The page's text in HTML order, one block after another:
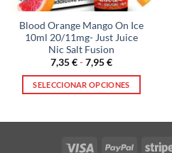
Blood Orange Mango On Ice
10ml 20/11mg- Just Juice
Nic Salt Fusion
7,35€-7,95€Rango
precios:
desde
SELECCIONAR OPCIONES
múltiples
Visa PayPal